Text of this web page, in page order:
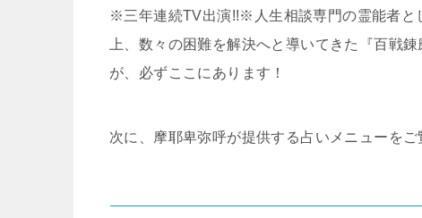
※三年連続TV出演!!※人生相談専門の霊能者と
上、数々の困難を解決へと導いてきた『百戦
が、必ずここにあります！
次に、摩耶卑弥呼が提供する占いメニューをご